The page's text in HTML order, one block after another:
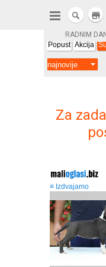
RADNIM
store
Popust Akcija
Za